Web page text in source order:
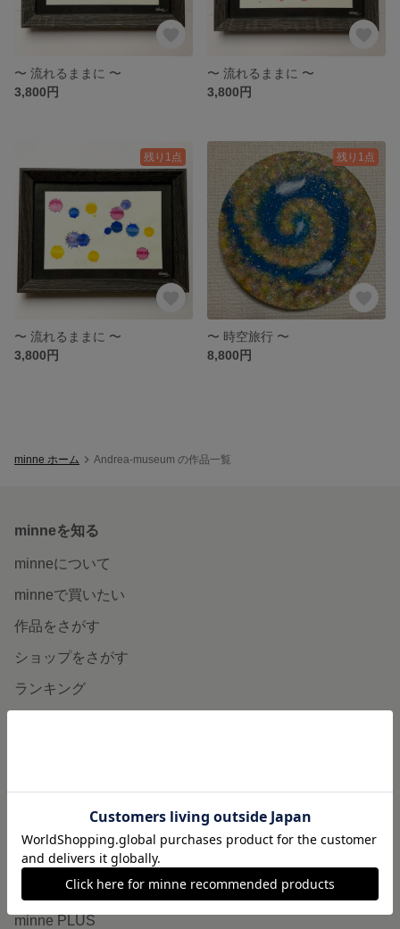
〜 流れるままに 〜
3,800円
〜 流れるままに 〜
3,800円
残り1点
〜 流れるままに 〜
3,800円
残り1点
〜 時空旅行 〜
8,800円
minne ホーム Andrea-museum の作品一覧
minneを知る
minneについて
minneで買いたい
作品をさがす
ショップをさがす
ランキング
minneで売りたい
ヴィンテージ販売
ダウンロード販売
minne PLUS